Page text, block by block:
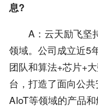
息?
A：云天励飞坚
领域。公司成立近5
团队和算法+芯片+
台，打造了面向公共
AIoT等领域的产品